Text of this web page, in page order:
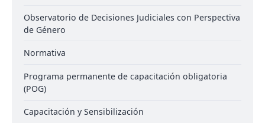
Observatorio de Decisiones Judiciales con Perspectiva
de Género
Normativa
Programa permanente de capacitación obligatoria
(POG)
Capacitación y Sensibilización